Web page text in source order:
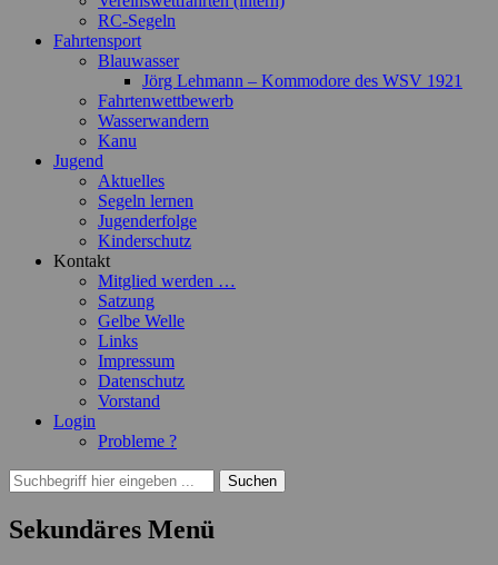
RC-Segeln
Fahrtensport
Blauwasser
Jörg Lehmann – Kommodore des WSV 1921
Fahrtenwettbewerb
Wasserwandern
Kanu
Jugend
Aktuelles
Segeln lernen
Jugenderfolge
Kinderschutz
Kontakt
Mitglied werden …
Satzung
Gelbe Welle
Links
Impressum
Datenschutz
Vorstand
Login
Probleme ?
Suchen
Suchen
nach:
Sekundäres Menü